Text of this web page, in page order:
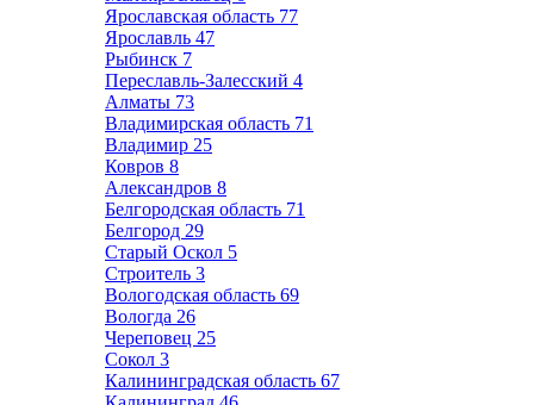
Ярославская область 77
Ярославль 47
Рыбинск 7
Переславль-Залесский 4
Алматы 73
Владимирская область 71
Владимир 25
Ковров 8
Александров 8
Белгородская область 71
Белгород 29
Старый Оскол 5
Строитель 3
Вологодская область 69
Вологда 26
Череповец 25
Сокол 3
Калининградская область 67